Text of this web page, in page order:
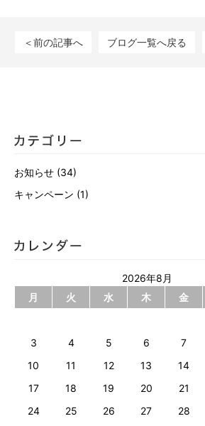
＜前の記事へ ブログ一覧へ戻る
お知らせ (34)
キャンペーン (1)
2026年8月
月
火 水 木 金
3
4 5 6 7
10
11 12 13 14
17
18 19 20 21
24
25 26 27 28